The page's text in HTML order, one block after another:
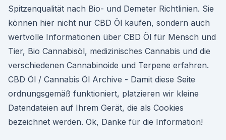
Spitzenqualität nach Bio- und Demeter Richtlinien. Sie
können hier nicht nur CBD Öl kaufen, sondern auch
wertvolle Informationen über CBD Öl für Mensch und
Tier, Bio Cannabisöl, medizinisches Cannabis und die
verschiedenen Cannabinoide und Terpene erfahren.
CBD Öl / Cannabis Öl Archive - Damit diese Seite
ordnungsgemäß funktioniert, platzieren wir kleine
Datendateien auf Ihrem Gerät, die als Cookies
bezeichnet werden. Ok, Danke für die Information!